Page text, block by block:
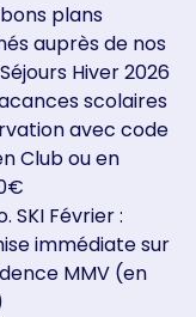
plans
auprès de nos
Hiver 2026
scolaires
avec code
Club ou en
Février :
immédiate sur
MMV (en